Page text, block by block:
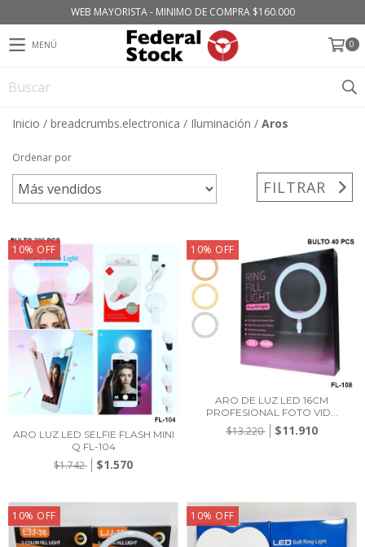
WEB MAYORISTA - MINIMO DE COMPRA $160.000
MENÚ 0
Inicio / breadcrumbs.electronica / Iluminación / Aros
Ordenar por
FILTRAR
10% OFF
ARO LUZ LED SELFIE FLASH MINI
Q FL-104
$1.742 $1.570
10% OFF
ARO DE LUZ LED 16CM
PROFESIONAL FOTO VID...
$13.220 $11.910
10% OFF 10% OFF